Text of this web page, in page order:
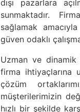
dışı pazarlara
sunmaktadır.
sağlamak
güven odaklı
Uzman ve dinamik
firma ihtiyaçlarına
çözüm
müşterilerimizin
hızlı bir şekilde